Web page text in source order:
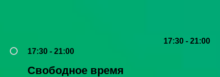
17:30 - 21:00
17:30 - 21:00
Свободное время